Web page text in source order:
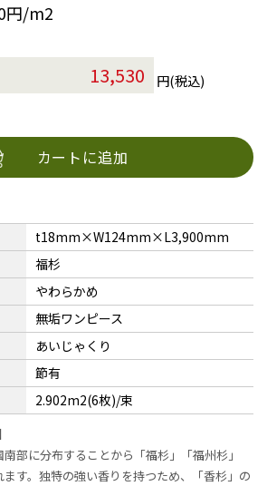
円/m2
円(税込)
カートに追加
t18mm×W124mm×L3,900mm
福杉
やわらかめ
無垢ワンピース
あいじゃくり
節有
2.902m2(6枚)/束
部に分布することから「福杉」「福州杉」
ます。独特の強い香りを持つため、「香杉」の